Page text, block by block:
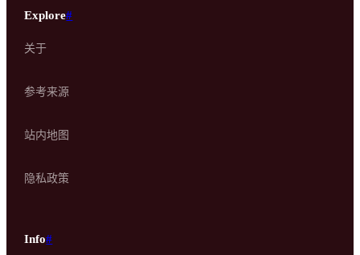
Explore#
关于
参考来源
站内地图
隐私政策
Info#